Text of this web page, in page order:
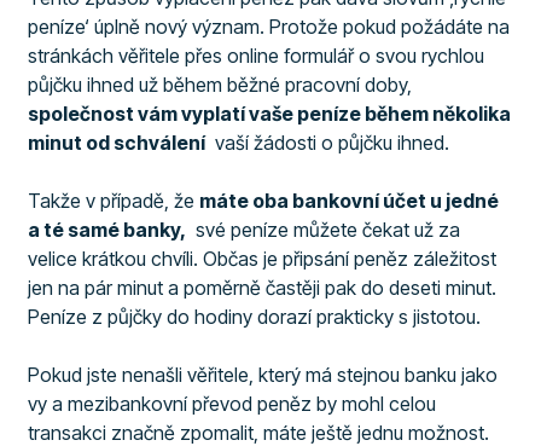
peníze‘ úplně nový význam. Protože pokud požádáte na
stránkách věřitele přes online formulář o svou rychlou
půjčku ihned už během běžné pracovní doby,
společnost vám vyplatí vaše peníze během několika
minut od schválenívaší žádosti o půjčku ihned.
Takže v případě, že máte oba bankovní účet u jedné
a té samé banky, své peníze můžete čekat už za
velice krátkou chvíli. Občas je připsání peněz záležitost
jen na pár minut a poměrně častěji pak do deseti minut.
Peníze z půjčky do hodiny dorazí prakticky s jistotou.
Pokud jste nenašli věřitele, který má stejnou banku jako
vy a mezibankovní převod peněz by mohl celou
transakci značně zpomalit, máte ještě jednu možnost.